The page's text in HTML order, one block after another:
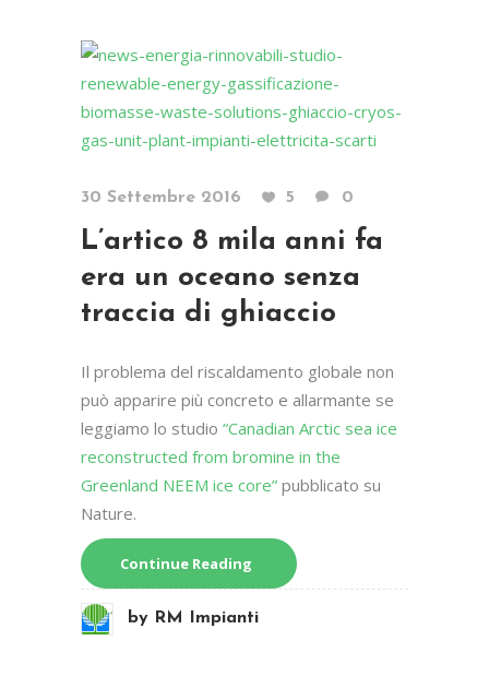
30 Settembre 2016 5 0
L’artico 8 mila anni fa
era un oceano senza
traccia di ghiaccio
Il problema del riscaldamento globale non
può apparire più concreto e allarmante se
leggiamo lo studio “Canadian Arctic sea ice
reconstructed from bromine in the
Greenland NEEM ice core” pubblicato su
Nature.
Continue Reading
by RM Impianti